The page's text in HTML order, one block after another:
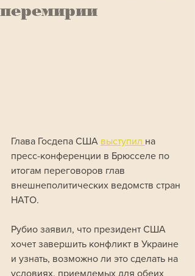
перемирии
Глава Госдепа США выступил на
пресс-конференции в Брюсселе по
итогам переговоров глав
внешнеполитических ведомств стран
НАТО.
Рубио заявил, что президент США
хочет завершить конфликт в Украине
и узнать, возможно ли это сделать на
условиях, приемлемых для обеих